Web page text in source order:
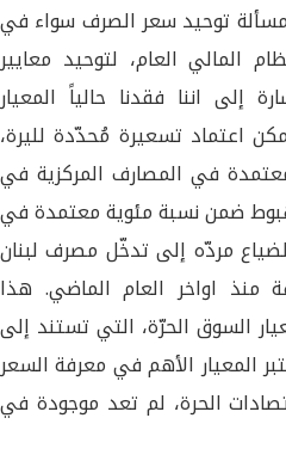
توحيد سعر الصرف سواء في
المالي العام، لتوحيد معايير
إلى اننا فقدنا حالياً المعيار
اعتماد تسعيرة مُحدّدة لليرة،
في المصارف المركزية في
ضمن نسبة مئوية معتمدة في
مردّه إلى تدخّل مصرف لبنان
اواخر العام الماضي. هذا
السوق الحرّة، التي تستند إلى
المعيار الأهم في معرفة السعر
الحرة، لم تعد موجودة في